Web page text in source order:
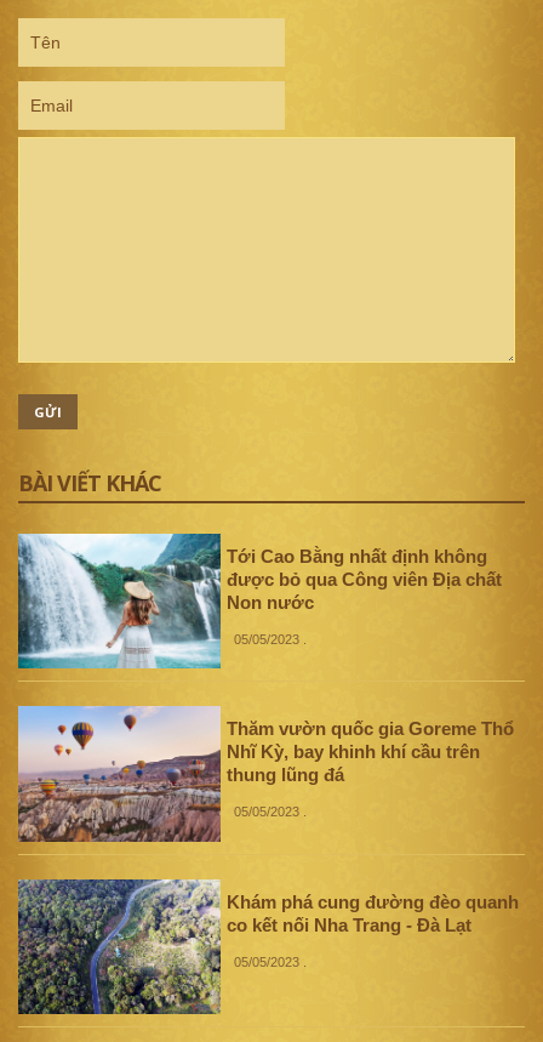
GỬI
BÀI VIẾT KHÁC
Tới Cao Bằng nhất định không
được bỏ qua Công viên Địa chất
Non nước
05/05/2023
Thăm vườn quốc gia Goreme Thổ
Nhĩ Kỳ, bay khinh khí cầu trên
thung lũng đá
05/05/2023
Khám phá cung đường đèo quanh
co kết nối Nha Trang - Đà Lạt
05/05/2023